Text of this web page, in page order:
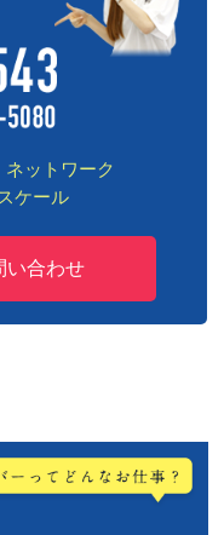
ネットワーク
ケール
い合わせ